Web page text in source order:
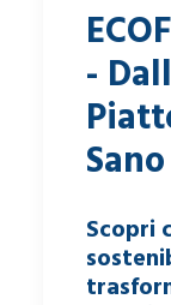
-
Scopri